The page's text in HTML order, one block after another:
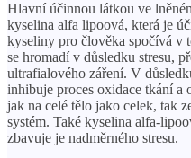
Hlavní účinnou látkou ve
kyselina alfa lipoová, která je
kyseliny pro člověka spočívá v
se hromadí v důsledku stresu,
ultrafialového záření. V
inhibuje proces oxidace tkání a
jak na celé tělo jako celek, tak
systém. Také kyselina alfa-
zbavuje je nadměrného stresu.